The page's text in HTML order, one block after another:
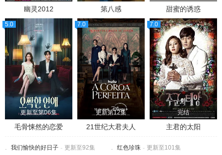
幽灵2012 第八感 甜蜜的诱惑
5.0
更新至第06集
毛骨悚然的恋爱
7.0
更新第12集
21世纪大君夫人
7.0
完结
主君的太阳
我们愉快的好日子 - 更新至92集 红色珍珠 - 更新至101集